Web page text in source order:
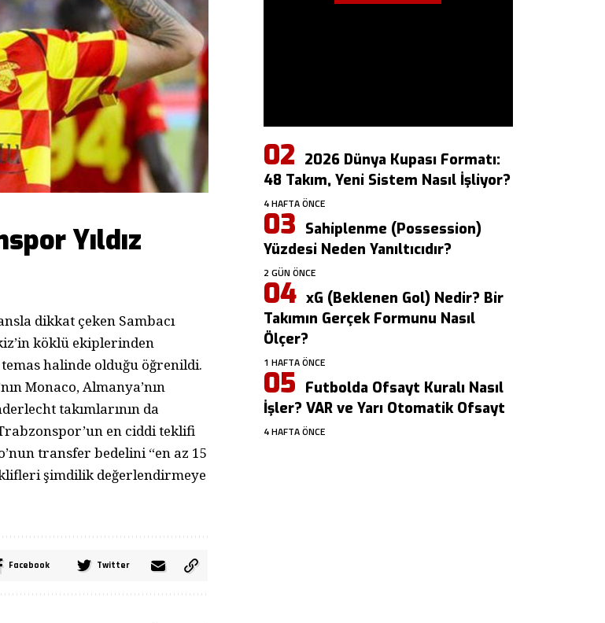
Yıldız
dikkat çeken Sambacı
köklü ekiplerinden
halinde olduğu öğrenildi.
Monaco, Almanya’nın
takımlarının da
en ciddi teklifi
transfer bedelini “en az 15
şimdilik değerlendirmeye
Facebook Twitter
2026 Dünya Kupası Formatı:
48 Takım, Yeni Sistem Nasıl İşliyor?
4 HAFTA ÖNCE
Sahiplenme (Possession)
Yüzdesi Neden Yanıltıcıdır?
2 GÜN ÖNCE
xG (Beklenen Gol) Nedir? Bir
Takımın Gerçek Formunu Nasıl
Ölçer?
1 HAFTA ÖNCE
Futbolda Ofsayt Kuralı Nasıl
İşler? VAR ve Yarı Otomatik Ofsayt
4 HAFTA ÖNCE